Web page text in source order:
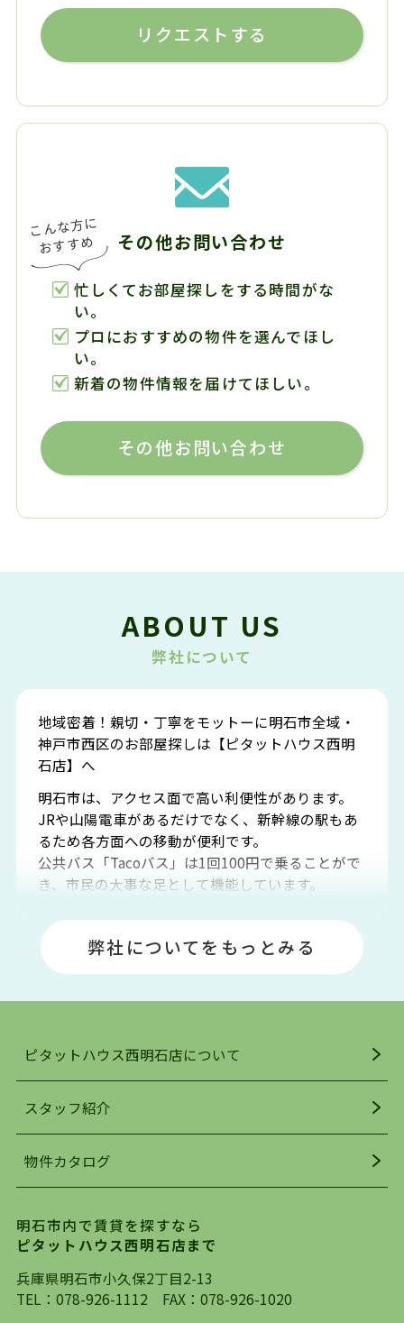
リクエストする
その他お問い合わせ
忙しくてお部屋探しをする時間がな
い。
プロにおすすめの物件を選んでほし
い。
新着の物件情報を届けてほしい。
その他お問い合わせ
ABOUT US
弊社について
地域密着！親切・丁寧をモットーに明石市全域・
神戸市西区のお部屋探しは【ピタットハウス西明
石店】へ
明石市は、アクセス面で高い利便性があります。
JRや山陽電車があるだけでなく、新幹線の駅もあ
るため各方面への移動が便利です。
公共バス「Tacoバス」は1回100円で乗ることがで
き、市民の大事な足として機能しています。
場や釣りスポットが多くあります。JR「大久保
駅」周辺には、ビブレ・イオンをはじめとした買
い物施設も多くあり、買い物にも困りません。
明石駅・西明石駅を中心に、明石市・神戸市西区
でお部屋探している方は、ぜひ当ＨＰにて物件を
お探しになってください。弊社は、スタッフの平
を行っており地域最大級の情報取扱量を誇ってお
ります。店頭で限られた物件をご紹介する、従来
自身でインターネットを利用し、理想のお部屋を
探していただき、選択していただいた物件情報に
対して、専門知識を持ったスタッフがサポートさ
せていただくスタイルを心がけております。私た
弊社についてをもっとみる
ピタットハウス西明石店について
スタッフ紹介
物件カタログ
明石市内で賃貸を探すなら
ピタットハウス西明石店まで
兵庫県明石市小久保2丁目2-13
TEL： 078-926-1112 FAX：078-926-1020